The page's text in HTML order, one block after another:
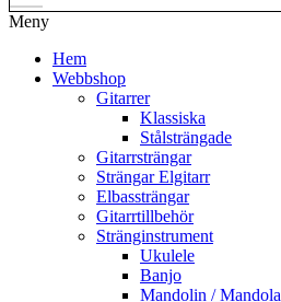
Meny
Hem
Webbshop
Gitarrer
Klassiska
Stålsträngade
Gitarrsträngar
Strängar Elgitarr
Elbassträngar
Gitarrtillbehör
Stränginstrument
Ukulele
Banjo
Mandolin / Mandola